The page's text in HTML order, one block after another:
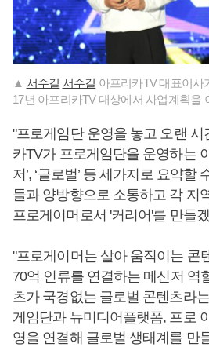
▲ 서수길 서수길 아프리카TV 대표이사
17년 아프리카TV 대상에서 사업계획을
"프로게임단 운영을 놓고 오랜 시
카TV가 프로게임단을 운영하는
저’, ‘글로벌’ 등 세가지로 요약할
들과 양방향으로 소통하고 각 지
프로게이머로서 '커리어'를 만들
"프로게이머는 살아 움직이는 콘
70억 인류를 연결하는 메신저 역
츠가 국경없는 글로벌 콘텐츠라
게임단과 뉴미디어플랫폼, 프로
영을 연결해 글로벌 생태계를 만